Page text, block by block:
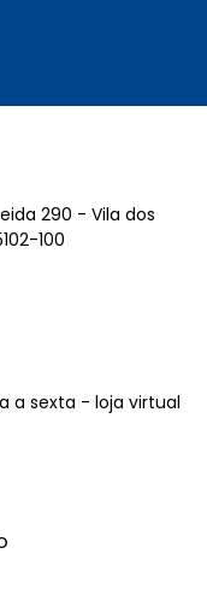
290 - Vila dos
100
a sexta - loja virtual